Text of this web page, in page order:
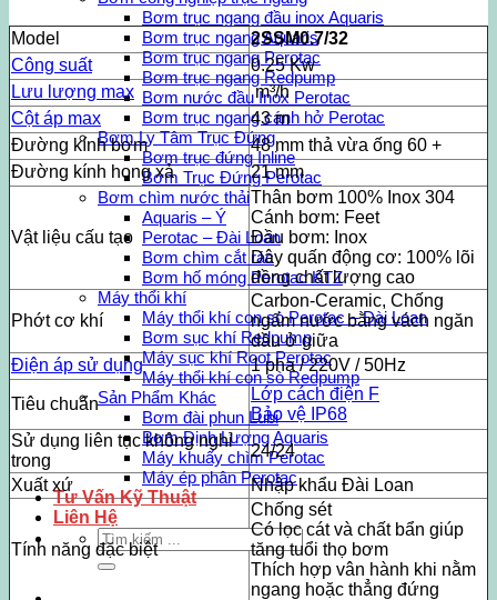
Bơm trục ngang đầu inox Aquaris
Bơm trục ngang Aquaris
Bơm trục ngang Perotac
Bơm trục ngang Redpump
Bơm nước đầu Inox Perotac
Bơm trục ngang cánh hở Perotac
Bơm Ly Tâm Trục Đứng
Bơm trục đứng Inline
Bơm Trục Đứng Perotac
Bơm chìm nước thải
Aquaris – Ý
Perotac – Đài Loan
Bơm chìm cắt rác
Bơm hố móng Perotac KTZ
Máy thổi khí
Máy thổi khí con sò Perotac – Đài Loan
Bơm sục khí Redpump
Máy sục khí Root Perotac
Máy thổi khí con sò Redpump
Sản Phẩm Khác
Bơm đài phun Lubi
Bơm Định Lượng Aquaris
Máy khuấy chìm Perotac
Máy ép phân Perotac
Tư Vấn Kỹ Thuật
Liên Hệ
Tìm
kiếm:
Model
2SSM0.7/32
Công suất
0.25 Kw
Lưu lượng max
m³/h
Cột áp max
43 m
Đường kính bơm
48 mm thả vừa ống 60 +
Đường kính họng xả
21 mm
Vật liệu cấu tạo
Thân bơm 100% Inox 304
Cánh bơm: Feet
Đầu bơm: Inox
Dây quấn động cơ: 100% lõi
đồng chất lượng cao
Phớt cơ khí
Carbon-Ceramic, Chống
ngấm nước bằng vách ngăn
dầu ở giữa
Điện áp sử dụng
1 pha / 220V / 50Hz
Tiêu chuẩn
Lớp cách điện F
Bảo vệ IP68
Sử dụng liên tục không nghỉ
trong
24/24
Xuất xứ
Nhập khẩu Đài Loan
Tính năng đặc biệt
Chống sét
Có lọc cát và chất bẩn giúp
tăng tuổi thọ bơm
Thích hợp vân hành khi nằm
ngang hoặc thẳng đứng